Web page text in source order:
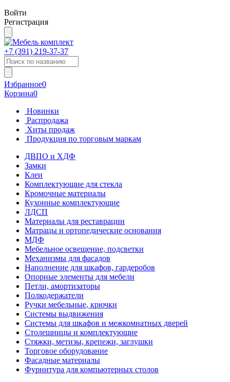
Войти
Регистрация
+7 (391) 219-37-37
Избранное0
Корзина0
Новинки
Распродажа
Хиты продаж
Продукция по торговым маркам
ДВПО и ХДФ
Замки
Клеи
Комплектующие для стекла
Кромочные материалы
Кухонные комплектующие
ЛДСП
Материалы для реставрации
Матрацы и ортопедические основания
МДФ
Мебельное освещение, подсветки
Механизмы для фасадов
Наполнение для шкафов, гардеробов
Опорные элементы для мебели
Петли, амортизаторы
Полкодержатели
Ручки мебельные, крючки
Системы выдвижения
Системы для шкафов и межкомнатных дверей
Столешницы и комплектующие
Стяжки, метизы, крепежи, заглушки
Торговое оборудование
Фасадные материалы
Фурнитура для компьютерных столов